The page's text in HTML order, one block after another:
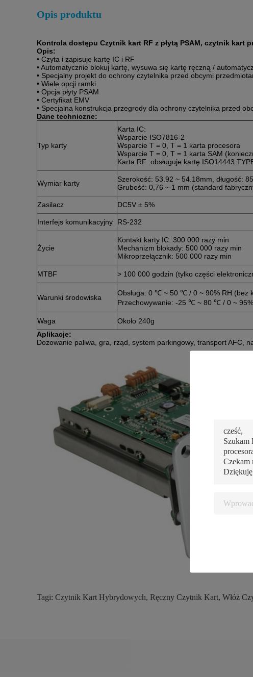
Opis produktu
Kontrola dostępu Czytnik kart RF z płytą PSAM, czytnik kart
Opis:
• Czyta i zapisuje kartę IC i RF
• Automatycznie blokuj kartę, wysuwa się kartę ręczną /
• Specjalny projekt do ochrony czytelnika przed obcymi
• Wiele opcji ramki
• Opcja płyty PSAM
• Certyfikat EMV
• Specjalna konstrukcja przegrody dla ochrony czytelnika przed
Dane techniczne:
Typ karty
Karta IC:
Wsparcie ISO7816-2
Wsparcie T = 0, T = 1 karta procesora
Wsparcie T = 0, T = 1 karta SAM
Karta RF: obsługuje kartę ISO14443
Wymiar karty
Szerokość: 53.92 ~ 54.18mm, długość:
Grubość: 0,76 ~ 1 mm (standard
Zasilacz DC5V ± 5%
Interfejs komunikacyjny RS-232
Życie
Kontakt karty IC: 300 000 razy min
Mechanizm blokady: 500 000 razy min
Mikroprzełącznik: 500 000 razy min
MTBF > 100 000 godzin (tylko części
Warunki środowiska
Obsługa: 0 ℃ ~ 50 ℃ / 0 ~ 90% RH (bez
Przechowywanie: -25 ℃ ~ 80 ℃ / 0 ~
Waga
Około 240g
Aplikacje:
Dozowanie paliwa, gra, rząd, system parkingowy, transport AFC,
Tagi: Czytnik Kart Hybrydowych, Ręczny Czytnik Kart, Włóż